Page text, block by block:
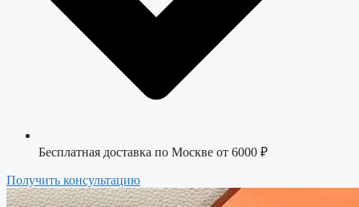
Бесплатная доставка по Москве от 6000 ₽
Получить консультацию